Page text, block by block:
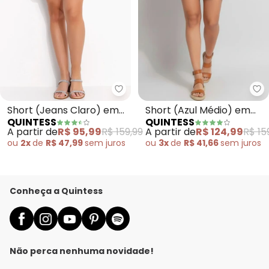
Quintess - Short (Jeans Claro)
Short (Jeans Claro) em
Jeans
QUINTESS
A partir deR$ 95,99R$ 159,99
ou 2xde R$ 47,99sem juros
Short (Azul Médio) em
Jeans
QUINTESS
A partir deR$ 124,99R$
ou 3xde R$ 41,66sem juros
Conheça a Quintess
Não perca nenhuma novidade!